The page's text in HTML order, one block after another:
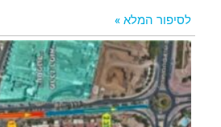
לסיפור המלא »